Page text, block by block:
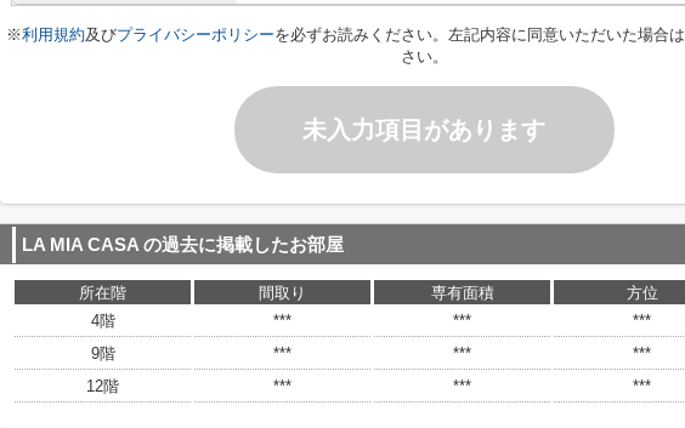
※利用規約及びプライバシーポリシーを必ずお読みください。左記内容に同意いただいた場合
さい。
未入力項目があります
LA MIA CASA の過去に掲載したお部屋
所在階 間取り 専有面積 方位
4階
*** *** ***
9階
*** *** ***
12階
*** *** ***